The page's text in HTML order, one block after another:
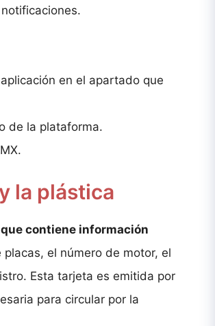
en el apartado que
de la plataforma.
la plástica
contiene información
el número de motor, el
Esta tarjeta es emitida por
para circular por la